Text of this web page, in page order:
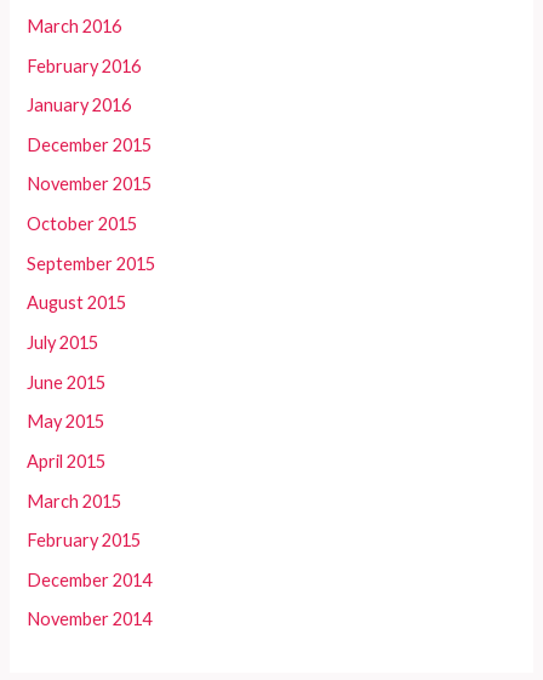
March 2016
February 2016
January 2016
December 2015
November 2015
October 2015
September 2015
August 2015
July 2015
June 2015
May 2015
April 2015
March 2015
February 2015
December 2014
November 2014